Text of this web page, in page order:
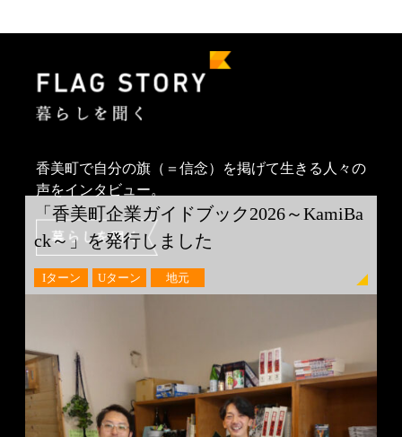
香美町で自分の旗（＝信念）を掲げて生きる人々の
声をインタビュー。
「香美町企業ガイドブック2026～KamiBa
ck～」を発行しました
Iターン Uターン 地元